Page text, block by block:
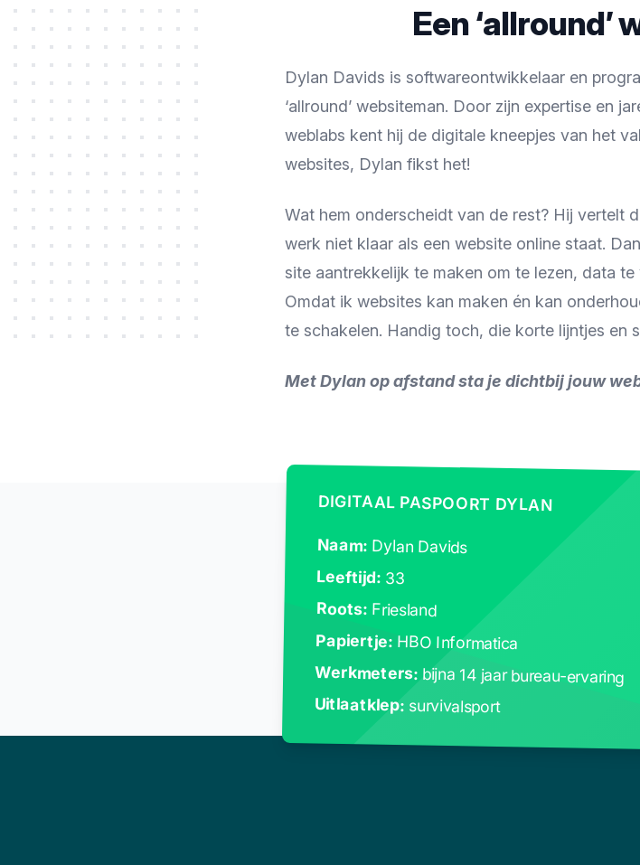
Een ‘allround’
Dylan Davids is softwareontwikkelaar en
‘allround’ websiteman. Door zijn expertise en
weblabs kent hij de digitale kneepjes van het
websites, Dylan fikst het!
Wat hem onderscheidt van de rest? Hij vertelt
werk niet klaar als een website online staat.
site aantrekkelijk te maken om te lezen, data
Omdat ik websites kan maken én kan
te schakelen. Handig toch, die korte lijntjes en
Met Dylan op afstand sta je dichtbij jouw
DIGITAAL PASPOORT DYLAN
Naam: Dylan Davids
Leeftijd: 33
Roots: Friesland
Papiertje: HBO Informatica
Werkmeters:bijna 14 jaar bureau-ervaring
Uitlaatklep: survivalsport